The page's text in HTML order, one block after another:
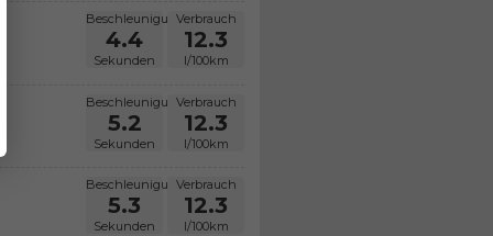
Beschleunigung
4.4
Sekunden
Verbrauch
12.3
l/100km
Beschleunigung
5.2
Sekunden
Verbrauch
12.3
l/100km
Beschleunigung
5.3
Sekunden
Verbrauch
12.3
l/100km